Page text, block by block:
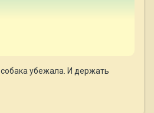
убежала. И держать